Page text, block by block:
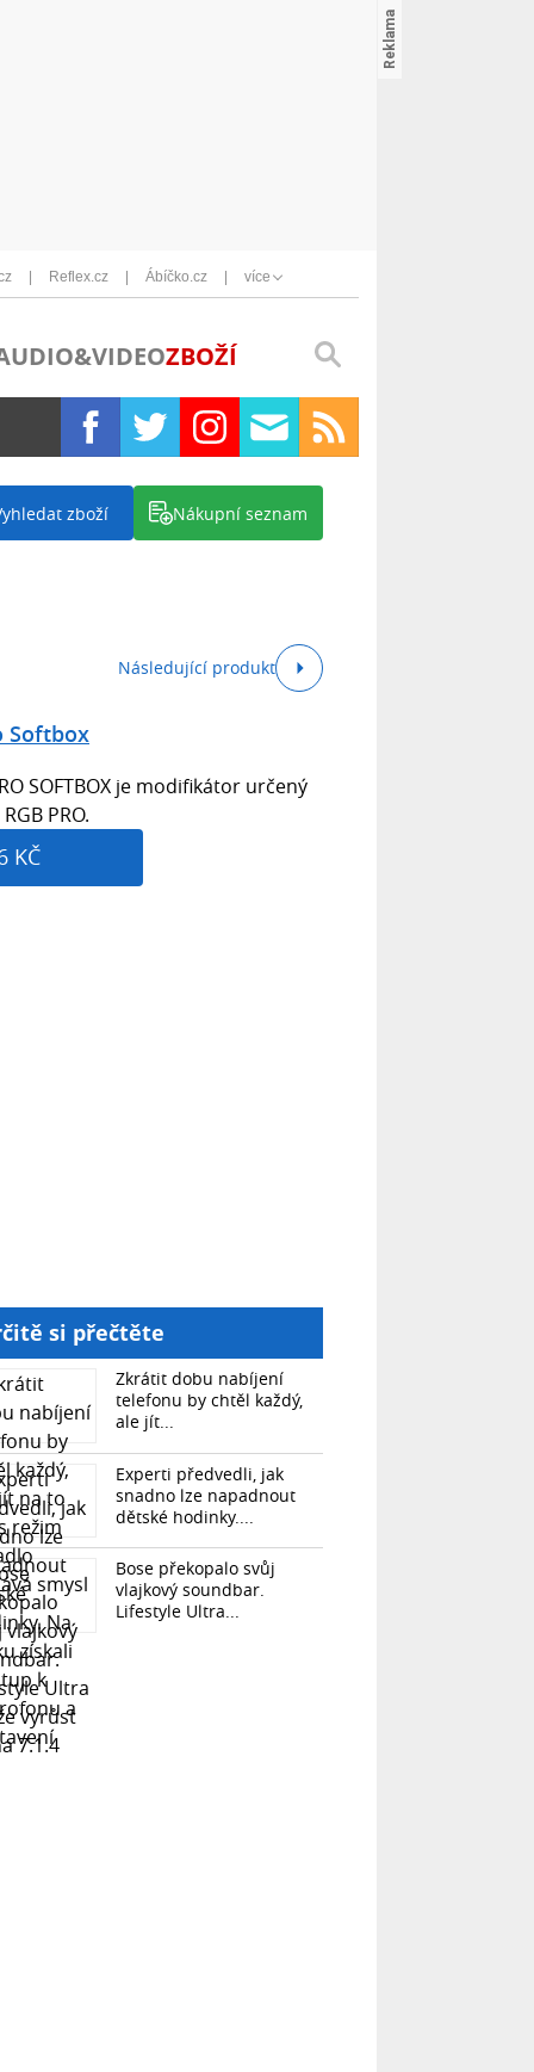
Reflex.cz Ábíčko.cz více
ZBOŽÍ
zboží Nákupní seznam
Následující produkt
Softbox
SOFTBOX je modifikátor určený
PRO.
KČ
si přečtěte
Zkrátit dobu nabíjení
telefonu by chtěl každý,
ale jít...
Experti předvedli, jak
snadno lze napadnout
dětské hodinky....
Bose překopalo svůj
vlajkový soundbar.
Lifestyle Ultra...